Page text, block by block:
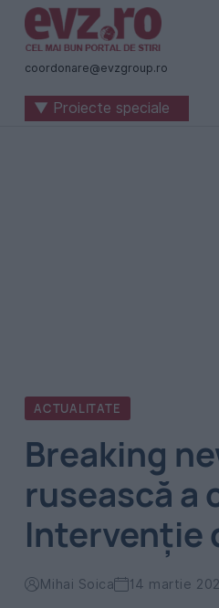
Știri
naționale
internaționale
coordonare@evzgroup.ro
▼ Proiecte speciale
ACTUALITATE
Breaking
rusească a
Intervenție
Mihai Soica 14 martie